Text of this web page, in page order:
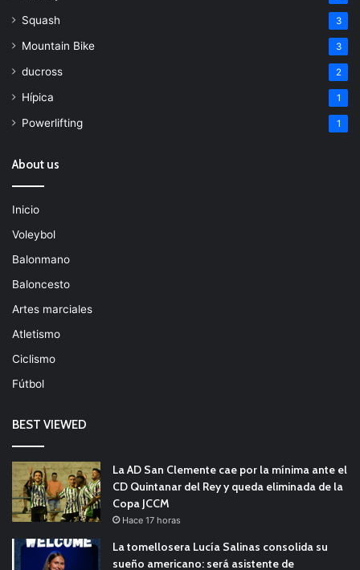
Squash 3
Mountain Bike 3
ducross 2
Hípica 1
Powerlifting 1
About us
Inicio
Voleybol
Balonmano
Baloncesto
Artes marciales
Atletismo
Ciclismo
Fútbol
BEST VIEWED
La AD San Clemente cae por la mínima ante el
CD Quintanar del Rey y queda eliminada de la
Copa JCCM
Hace 17 horas
La tomellosera Lucía Salinas consolida su
sueño americano: será asistente de